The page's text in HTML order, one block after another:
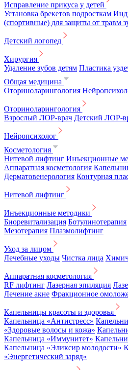
Исправление прикуса у детей
Установка брекетов подросткам
(спортивные) для защиты от травм
Детский логопед
Хирургия
Удаление зубов детям Пластика
Общая медицина
Оториноларингология
Оториноларингология
Взрослый ЛОР-врач Детский ЛОР-
Нейропсихолог
Косметология
Нитевой лифтинг Инъекционные
Аппаратная косметология
Дерматовенерология Контурная
Нитевой лифтинг
Инъекционные методики
Биоревитализация Ботулинотерапия
Мезотерапия Плазмолифтинг
Уход за лицом
Лечебные уходы Чистка лица
Аппаратная косметология
RF лифтинг Лазерная эпиляция
Лечение акне Фракционное
Капельницы красоты и здоровья
Капельница «Антистресс»
«Здоровые волосы и кожа»
Капельница «Иммунитет»
Капельница «Эликсир молодости»
«Энергетический заряд»